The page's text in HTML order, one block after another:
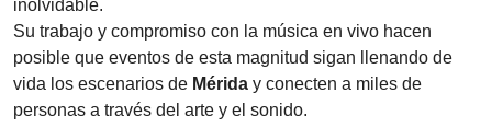
inolvidable.
Su trabajo y compromiso con la música en vivo hacen
posible que eventos de esta magnitud sigan llenando de
vida los escenarios de Mérida y conecten a miles de
personas a través del arte y el sonido.